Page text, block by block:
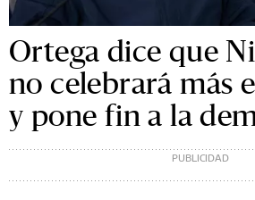
Ortega dice que
no celebrará más
y pone fin a la